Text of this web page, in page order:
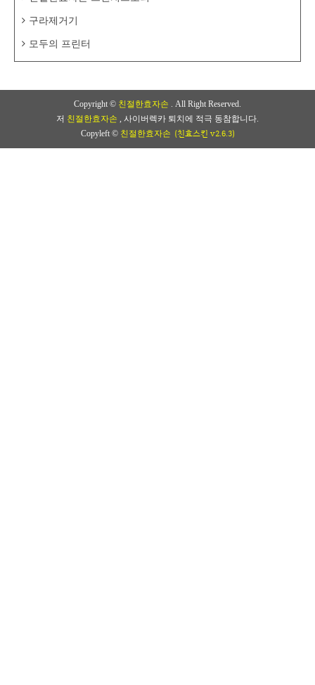
구라제거기
모두의 프린터
Copyright © 친절한효자손
. All Right Reserved.
저 친절한효자손
, 사이버렉카 퇴치에 적극 동참합니다.
Copyleft © 친절한효자손 (친효스킨 v2.6.3)